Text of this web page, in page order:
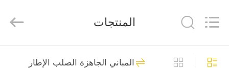
منزل،
Engineering
Co.,Ltd.
Reserved.
320
المنتجات
المباني الجاهزة الصلب الإطار